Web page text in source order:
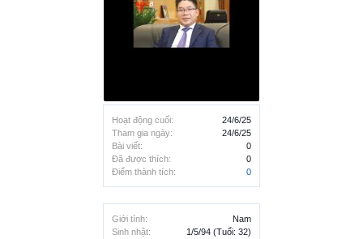
Hoạt động cuối:
24/6/25
Tham gia ngày:
24/6/25
Bài viết:
0
Đã được thích:
0
Điểm thành tích:
0
Giới tính:
Nam
Sinh nhật:
1/5/94 (Tuổi: 32)